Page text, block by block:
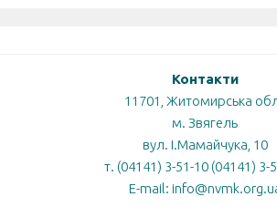
Контакти
11701, Житомирська
м. Звягель
вул. І.Мамайчука, 10
т. (04141) 3-51-10 (04141) 3-
E-mail: